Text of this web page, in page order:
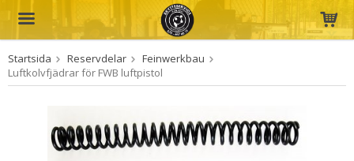
Produkten har blivit tillagd i varukorgen
Startsida Reservdelar
Feinwerkbau
Luftkolvfjädrar för FWB luftpistol